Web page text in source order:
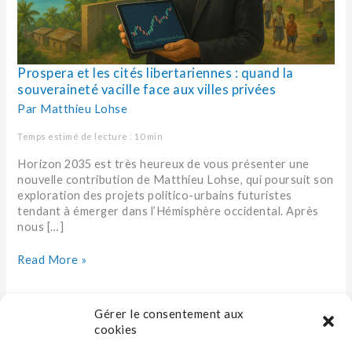
Gérer le consentement aux
cookies
Prospera et les cités libertariennes : quand la
souveraineté vacille face aux villes privées
Par Matthieu Lohse
Temps estimé de lecture : 10 min
Horizon 2035 est très heureux de vous présenter une
nouvelle contribution de Matthieu Lohse, qui poursuit son
exploration des projets politico-urbains futuristes
tendant à émerger dans l’Hémisphère occidental. Après
nous […]
aux
villes
privées
Read More »